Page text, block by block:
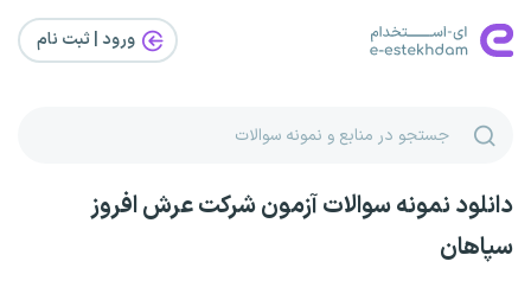
ورود | ثبت‌ نام
دانلود نمونه سوالات آزمون شرکت عرش افروز
سپاهان